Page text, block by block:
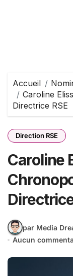
Accueil
Caroline
Directrice RSE
Direction RSE
Caroline
par Media
Aucun